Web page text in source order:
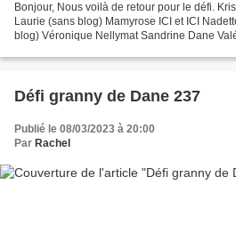
Bonjour, Nous voilà de retour pour le défi.
Laurie (sans blog) Mamyrose ICI et ICI
blog) Véronique Nellymat Sandrine Dane
Défi granny de Dane 237
Publié le 08/03/2023 à 20:00
Par Rachel